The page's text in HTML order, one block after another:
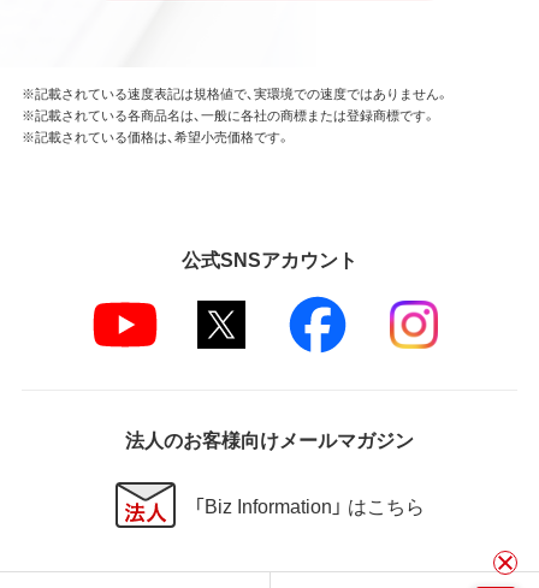
※記載されている速度表記は規格値で、実環境での速度ではありません。
※記載されている各商品名は、一般に各社の商標または登録商標です。
※記載されている価格は、希望小売価格です。
公式SNSアカウント
法人のお客様向けメールマガジン
「Biz Information」 はこちら